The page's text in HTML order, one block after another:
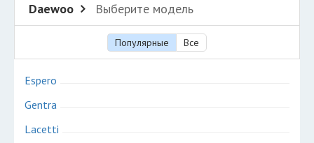
Daewoo Выберите модель
Популярные Все
Espero
Gentra
Lacetti